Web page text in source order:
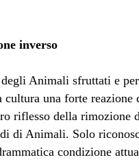
inverso
Animali sfruttati e
cultura una forte reazione
riflesso della rimozione
di Animali. Solo
condizione